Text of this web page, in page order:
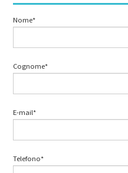
Nome*
Cognome*
E-mail*
Telefono*